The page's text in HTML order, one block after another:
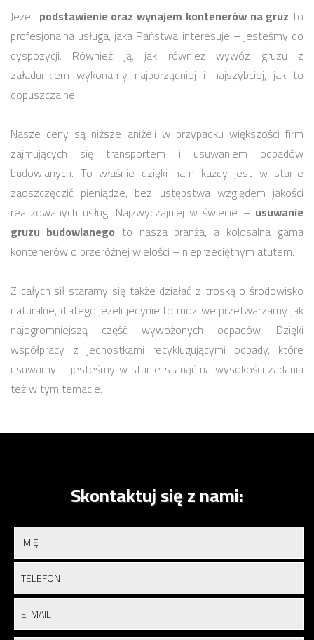
Jeżeli podstawienie oraz wynajem kontenerów na gruz to
profesjonalna usługa, jaka Państwa interesuje – jesteśmy do
dyspozycji. Również ją, jak również wywóz gruzu z
załadunkiem wykonamy najporządniej i najszybciej, jak to
dopuszczalne.
Nasze ceny są niższe aniżeli w przypadku większości firm
zajmujących się transportem i usuwaniem odpadów
budowlanych. To właśnie dzięki nam każdy jest w stanie
zaoszczędzić pieniądze, bez ustępstwa względem jakości
realizowanych usług. Najzwyczajniej w świecie – usuwanie
gruzu budowlanego to nasza branża, a kolosalna gama
kontenerów o przeróżnej wielości – nieprzeciętnym atutem.
Z całych sił staramy się także działać z troską o środowisko
naturalne, dlatego jeżeli jedynie to możliwe przetwarzamy jak
najogromniejszą część wywożonych odpadów. Dzięki
współpracy z jednostkami recyklugującymi odpady, które
usuwamy – jesteśmy w stanie stanąć na wysokości zadania
też w tym temacie.
Skontaktuj się z nami: